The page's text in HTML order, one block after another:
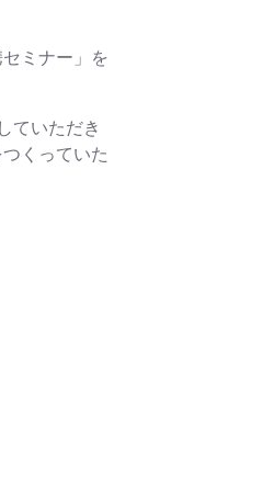
ミナー」を
ていただき
くっていた